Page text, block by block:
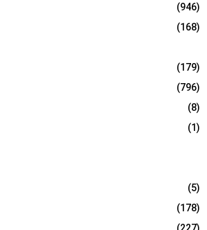
(946)
(168)
(179)
(796)
(8)
(1)
(5)
(178)